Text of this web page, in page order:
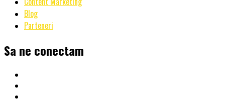
Blog
Parteneri
Sa ne conectam